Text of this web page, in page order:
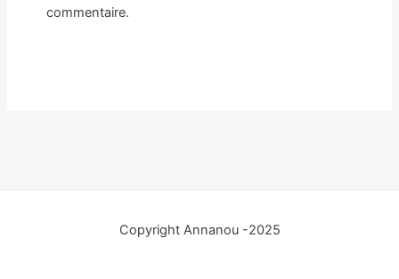
commentaire.
Copyright Annanou -2025